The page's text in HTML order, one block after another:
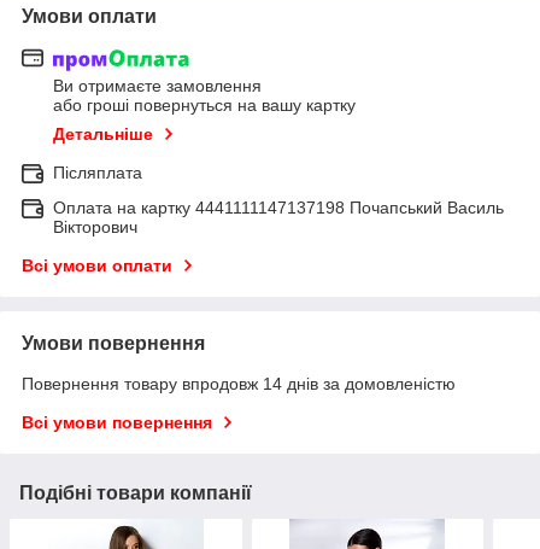
Умови оплати
Ви отримаєте замовлення
або гроші повернуться на вашу картку
Детальніше
Післяплата
Оплата на картку 4441111147137198 Почапський Василь
Вікторович
Всі умови оплати
Умови повернення
Повернення товару впродовж 14 днів за домовленістю
Всі умови повернення
Подібні товари компанії